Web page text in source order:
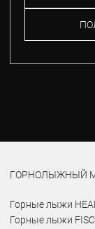
ГОРНОЛЫЖНЫЙ
Горные лыжи
Горные лыжи